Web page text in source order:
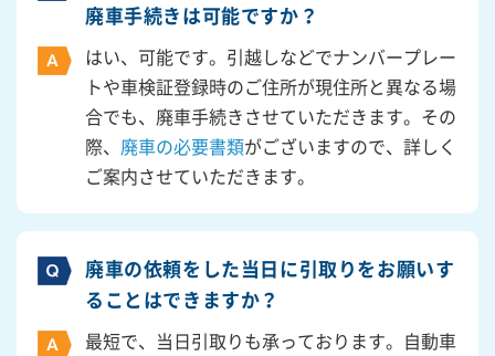
廃車手続きは可能ですか？
はい、可能です。引越しなどでナンバープレー
トや車検証登録時のご住所が現住所と異なる場
合でも、廃車手続きさせていただきます。その
際、 廃車の必要書類がございますので、詳しく
ご案内させていただきます。
廃車の依頼をした当日に引取りをお願いす
ることはできますか？
最短で、当日引取りも承っております。自動車